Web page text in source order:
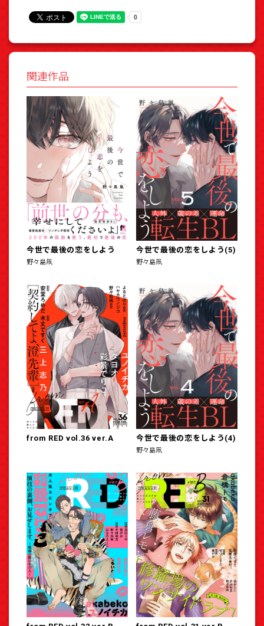
関連作品
今世で最後の恋をしよう
野々島凧
今世で最後の恋をしよう(5)
野々島凧
from RED vol.36 ver.A 今世で最後の恋をしよう(4)
野々島凧